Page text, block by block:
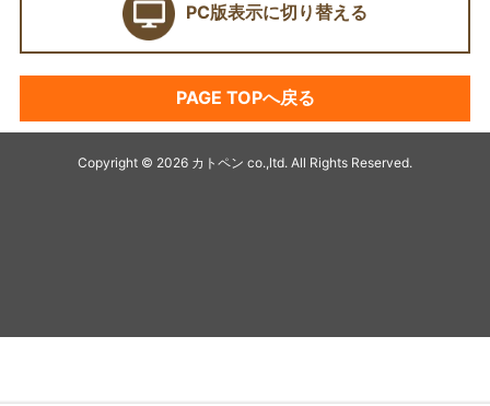
契約前に確認したい業者選びの7つのポイント
外壁塗装セミナー
PC版表示に切り替える
PAGE TOPへ戻る
Copyright © 2026 カトペン co.,ltd. All Rights Reserved.